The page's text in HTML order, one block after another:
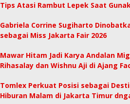
Tips Atasi Rambut Lepek Saat
Gabriela Corrine Sugiharto
sebagai Miss Jakarta Fair 2026
Mawar Hitam Jadi Karya Andalan
Rihasalay dan Wishnu Aji di Ajang
Tomlex Perkuat Posisi sebagai
Hiburan Malam di Jakarta Timur